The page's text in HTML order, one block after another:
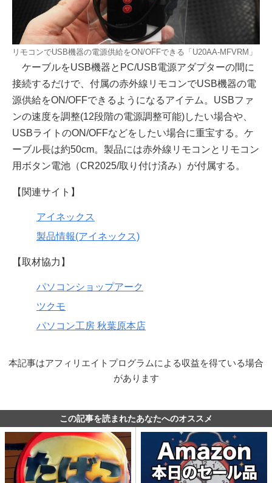
リモコンでUSB機器の電源供給をON/OFFできる「U20AA-MFVRM」
ケーブルをUSB機器とPC/USB電源アダプターの間に
接続するだけで、付属の赤外線リモコンでUSB機器の電
源供給をON/OFFできるようになるアイテム。USBファ
ンの速度を調整(12段階の電源調整可能)したい場合や、
USBライトのON/OFFなどをしたい場合に重宝する。ケ
ーブル長は約50cm。製品には赤外線リモコンとリモコン
用ボタン電池（CR2025/取り付け済み）が付属する。
【関連サイト】
アイネックス
製品情報(アイネックス)
【取材協力】
パソコンショップアーク
ツクモ
パソコン工房 秋葉原本店
本記事はアフィリエイトプログラムによる収益を得ている場合
があります
この記事を読まれたあなたへのオススメ